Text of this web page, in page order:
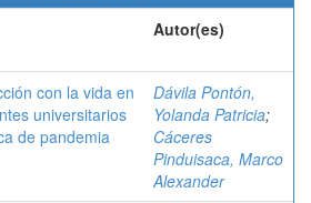
Autor(es)
con la vida en
universitarios
de pandemia
Dávila Pontón,
Yolanda Patricia;
Cáceres
Pinduisaca, Marco
Alexander